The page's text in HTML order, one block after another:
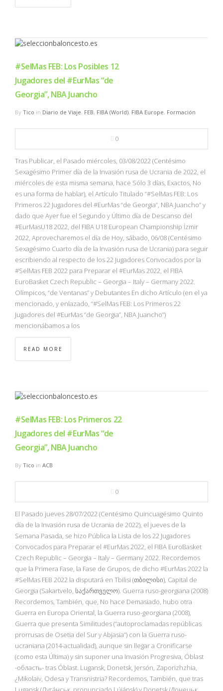
#SelMas FEB: Los Posibles 12
Jugadores del #EurMas “de
Georgia”, NBA Juancho
By Tico in Diario de Viaje, FEB, FIBA (World), FIBA Europe, Formación
0
Tras Publicar, el Pasado miércoles, 03/08/2022 (Centésimo
Sexagésimo Primer día de la Invasión rusa de Ucrania de 2022, el
miércoles de esta misma semana, hace Sólo 3 días, Exactos, No
es una forma de hablar), el Artículo Titulado “#SelMas FEB: Los
Primeros 22 Jugadores del #EurMas “de Georgia”, NBA Juancho” y
dado que Ayer fue el Segundo y Último día de Descanso del
#EurMasU18 2022, del FIBA U18 European Championship İzmir
2022, Aprovecharemos el día de Hoy, sábado, 06/08 (Centésimo
Sexagésimo Cuarto día de la Invasión rusa de Ucrania) para seguir
escribiendo al respecto de los 22 Jugadores Convocados por la
#SelMas FEB 2022 para Preparar el #EurMas 2022, el FIBA
EuroBasket Czech Republic – Georgia – Italy – Germany 2022.
Olímpicos, “de Ventanas” y Debutantes En dicho Artículo (en el ya
mencionado, y enlazado, “#SelMas FEB: Los Primeros 22
Jugadores del #EurMas “de Georgia”, NBA Juancho”)
mencionábamos a los
READ MORE
#SelMas FEB: Los Primeros 22
Jugadores del #EurMas “de
Georgia”, NBA Juancho
By Tico in ACB
0
El Pasado jueves 28/07/2022 (Centésimo Quincuagésimo Quinto
día de la Invasión rusa de Ucrania de 2022), el jueves de la
Semana Pasada, se hizo Pública la Lista de los 22 Jugadores
Convocados para Preparar el #EurMas 2022, el FIBA EuroBasket
Czech Republic – Georgia – Italy – Germany 2022. Recordemos
que la Primera Fase, la Fase de Grupos, de dicho #EurMas 2022 la
#SelMas FEB 2022 la disputará en Tbilisi (თბილისი), Capital de
Georgia (Sakartvelo, საქართველო). Guerra ruso-georgiana (2008)
Recordemos, También, que, No hace Demasiado, hubo otra
Guerra en Europa Oriental, la Guerra ruso-georgiana (2008),
Guerra que presenta Similitudes (“autoproclamadas repúblicas
prorrusas de Osetia del Sur y Abjasia”) con la Guerra ruso-
ucraniana (2014-actualidad), aunque sin llegar a Cronificarse
(como esta Última) y sin suponer una Invasión Progresiva, Óblast
-область- tras Óblast. Lugansk, Donetsk, Jersón, Zaporizhzhia,
¿Mikolaiv, Odesa y Transnistria? Recordemos, También, que tras